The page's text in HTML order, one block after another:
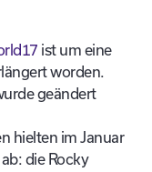
ist um eine
worden.
geändert
hielten im Januar
die Rocky